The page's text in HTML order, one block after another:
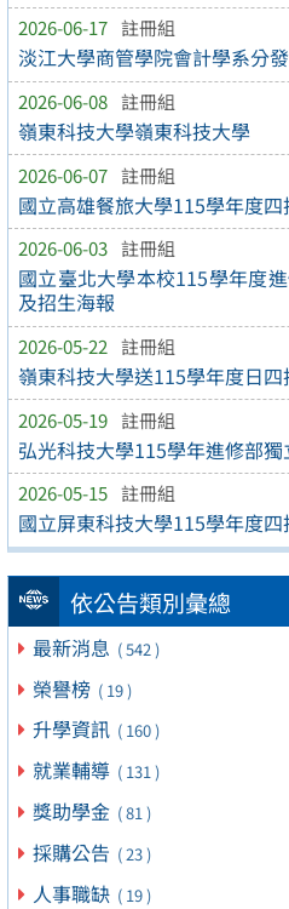
2026-06-17 註冊組
淡江大學商管學院會計學系分
2026-06-08 註冊組
嶺東科技大學嶺東科技大學
2026-06-07 註冊組
國立高雄餐旅大學115學年度
2026-06-03 註冊組
國立臺北大學本校115學年度
及招生海報
2026-05-22 註冊組
嶺東科技大學送115學年度日
2026-05-19 註冊組
弘光科技大學115學年進修部
2026-05-15 註冊組
國立屏東科技大學115學年度
依公告類別彙總
最新消息 ( 542 )
榮譽榜 ( 19 )
升學資訊 ( 160 )
就業輔導 ( 131 )
獎助學金 ( 81 )
採購公告 ( 23 )
人事職缺 ( 19 )